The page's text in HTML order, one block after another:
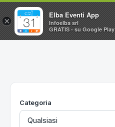
Home
Utilità
Categoria
×
Elba Eventi App
Infoelba srl
GRATIS - su Google Play